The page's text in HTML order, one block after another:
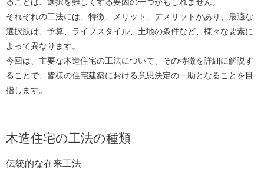
それぞれの工法には、特徴、メリット、デメリットがあり、最適な
選択肢は、予算、ライフスタイル、土地の条件など、様々な要素に
よって異なります。
今回は、主要な木造住宅の工法について、その特徴を詳細に解説す
ることで、皆様の住宅建築における意思決定の一助となることを目
指します。
木造住宅の工法の種類
伝統的な在来工法